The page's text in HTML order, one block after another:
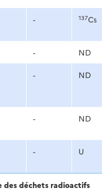
- 137Cs
- ND
- ND
- ND
- U
des déchets radioactifs